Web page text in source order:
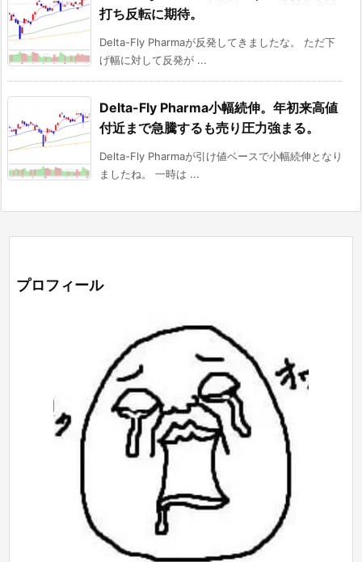
打ち反転に期待。
Delta-Fly Pharmaが反発してきましたな。 ただ下
げ幅に対して反発が ...
Delta-Fly Pharma小幅続伸。年初来高値
付近まで急騰するも売り圧力強まる。
Delta-Fly Pharmaが引け値ベースで小幅続伸となり
ましたね。 一時は ...
プロフィール